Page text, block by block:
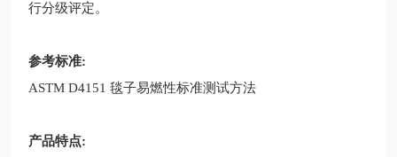
行分级评定。
参考标准:
ASTM D4151 毯子易燃性标准测试方法
产品特点: